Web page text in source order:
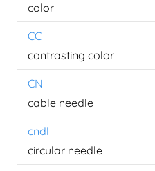
color
CC
contrasting color
CN
cable needle
cndl
circular needle